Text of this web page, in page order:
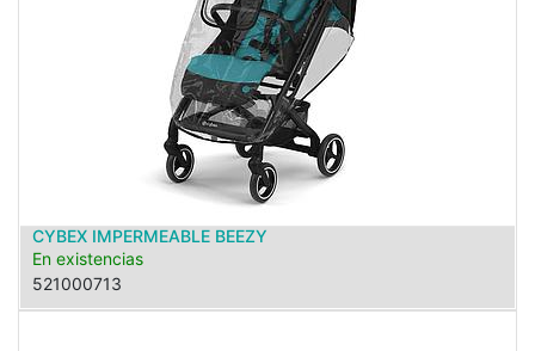
CYBEX IMPERMEABLE BEEZY
En existencias
521000713